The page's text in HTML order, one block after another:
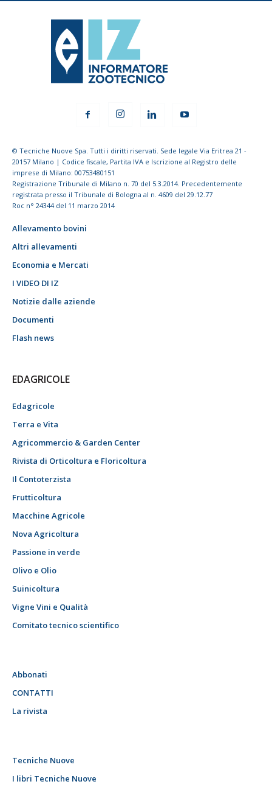
© Tecniche Nuove Spa. Tutti i diritti riservati. Sede legale Via Eritrea 21 -
20157 Milano | Codice fiscale, Partita IVA e Iscrizione al Registro delle
imprese di Milano: 00753480151
Registrazione Tribunale di Milano n. 70 del 5.3.2014. Precedentemente
registrata presso il Tribunale di Bologna al n. 4609 del 29.12.77
Roc n° 24344 del 11 marzo 2014
Allevamento bovini
Altri allevamenti
Economia e Mercati
I VIDEO DI IZ
Notizie dalle aziende
Documenti
Flash news
EDAGRICOLE
Edagricole
Terra e Vita
Agricommercio & Garden Center
Rivista di Orticoltura e Floricoltura
Il Contoterzista
Frutticoltura
Macchine Agricole
Nova Agricoltura
Passione in verde
Olivo e Olio
Suinicoltura
Vigne Vini e Qualità
Comitato tecnico scientifico
Abbonati
CONTATTI
La rivista
Tecniche Nuove
I libri Tecniche Nuove